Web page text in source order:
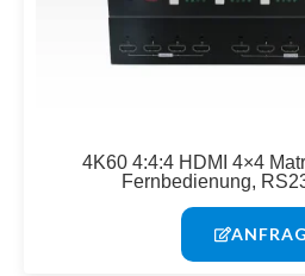
4K60 4:4:4 HDMI 4×4
Fernbedienung,